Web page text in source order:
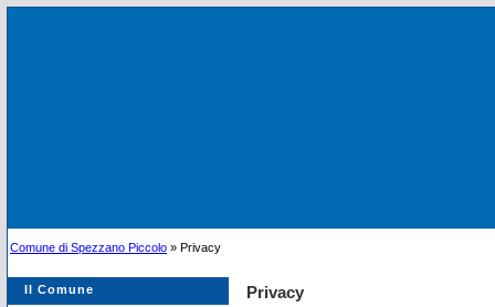
Comune di Spezzano Piccolo » Privacy
Il Comune Privacy